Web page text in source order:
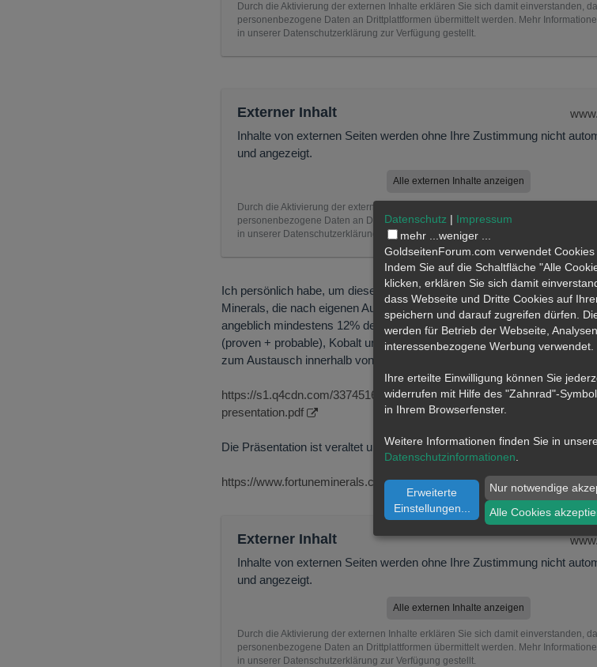
Durch die Aktivierung der externen Inhalte erklären Sie sich damit einverstanden,
personenbezogene Daten an Drittplattformen übermittelt werden. Mehr
in unserer Datenschutzerklärung zur Verfügung gestellt.
Externer Inhalt
Inhalte von externen Seiten werden ohne Ihre Zustimmung nicht
und angezeigt.
Alle externen Inhalte anzeigen
Durch die Aktivierung der externen Inhalte erklären Sie sich damit einverstanden,
personenbezogene Daten an Drittplattformen übermittelt werden. Mehr
in unserer Datenschutzerklärung zur Verfügung gestellt.
Ich persönlich habe, um dieses Metall zu spielen, eine für meine
Minerals, die nach eigenen Aussagen Zugang zu einem der größten
angeblich mindestens 12% der globalen bekannten Bismut Reserven.
(proven + probable), Kobalt und etwas Kupfer. Alle Angaben ohne
zum Austausch innerhalb von Forenaktivitäten unter Gleichgesinnten, ich
https://s1.q4cdn.com/337451660/files/doc_presentations/2024/07/
presentation.pdf
Die Präsentation ist veraltet und die Website ein abschreckendes Beispiel
https://www.fortuneminerals.com/news/press-releases/default.aspx
Externer Inhalt
Inhalte von externen Seiten werden ohne Ihre Zustimmung nicht
und angezeigt.
Alle externen Inhalte anzeigen
Durch die Aktivierung der externen Inhalte erklären Sie sich damit einverstanden,
personenbezogene Daten an Drittplattformen übermittelt werden. Mehr
in unserer Datenschutzerklärung zur Verfügung gestellt.
Datenschutz | Impressum
mehr ... weniger ...
GoldseitenForum.com verwendet Cookies
Indem Sie auf die Schaltfläche "Alle
klicken, erklären Sie sich damit
dass Webseite und Dritte Cookies auf
speichern und darauf zugreifen dürfen.
werden für Betrieb der Webseite,
interessenbezogene Werbung verwendet.
Ihre erteilte Einwilligung können Sie
widerrufen mit Hilfe des "Zahnrad"-
in Ihrem Browserfenster.
Weitere Informationen finden Sie in
Datenschutzinformationen
Erweiterte
Einstellungen
Nur notwendige
Alle Cookies